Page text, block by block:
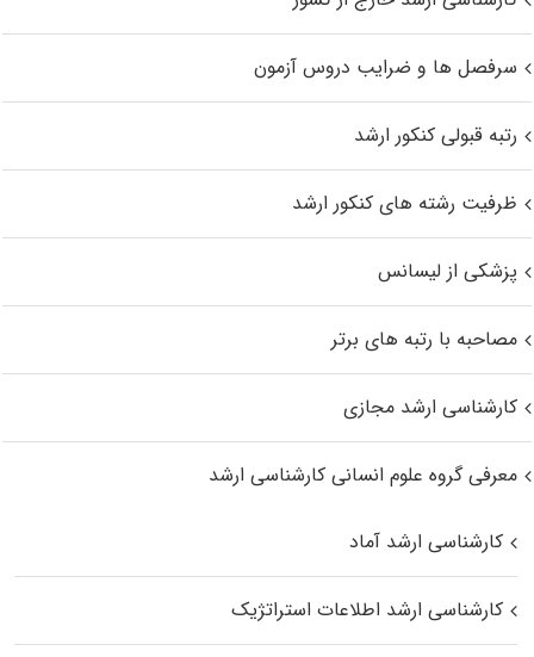
سرفصل ها و ضرایب دروس آزمون
رتبه قبولی کنکور ارشد
ظرفیت رشته های کنکور ارشد
پزشکی از لیسانس
مصاحبه با رتبه های برتر
کارشناسی ارشد مجازی
معرفی گروه علوم انسانی کارشناسی ارشد
کارشناسی ارشد آماد
کارشناسی ارشد اطلاعات استراتژیک